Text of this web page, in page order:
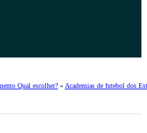
Qual escolher? » Academias de futebol dos